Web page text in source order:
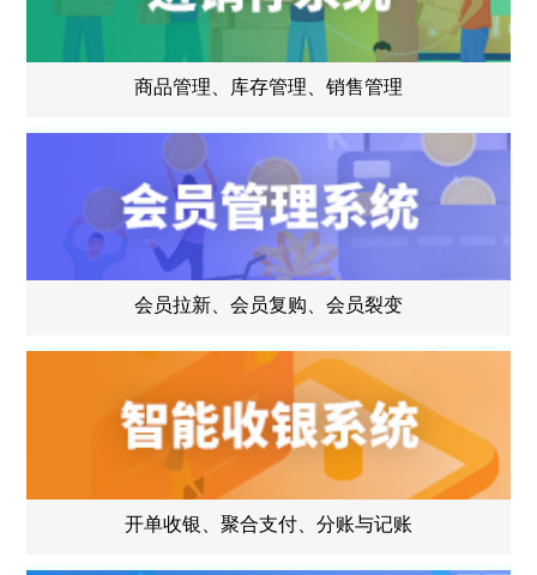
商品管理、库存管理、销售管理
会员拉新、会员复购、会员裂变
开单收银、聚合支付、分账与记账